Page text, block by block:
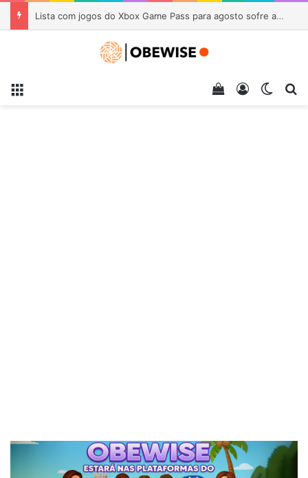
Lista com jogos do Xbox Game Pass para agosto sofre alterações: entrada e saída
Entrar
Veja seu